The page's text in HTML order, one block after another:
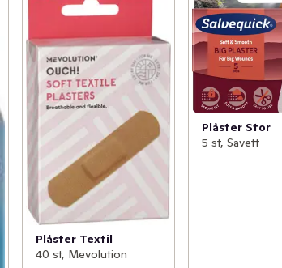
Plåster Textil
40 st, Mevolution
Plåster Stor
5 st, Savett